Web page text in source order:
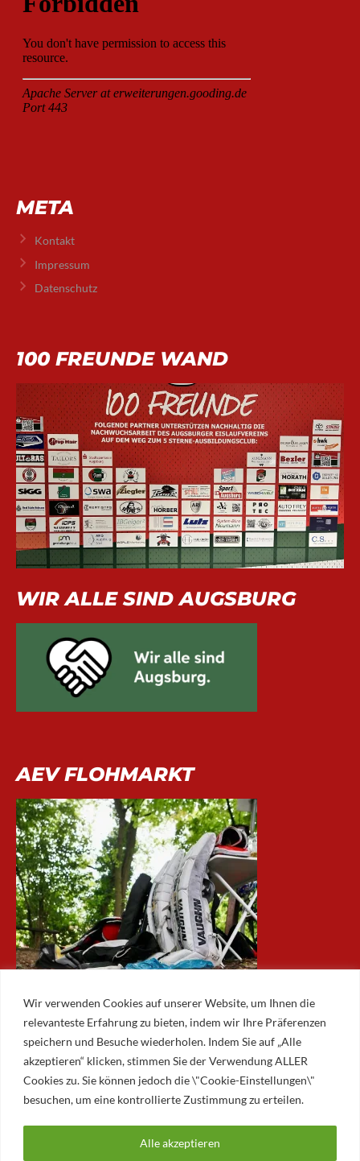
Wir verwenden Cookies auf unserer Website, um Ihnen die
relevanteste Erfahrung zu bieten, indem wir Ihre Präferenzen
speichern und Besuche wiederholen. Indem Sie auf „Alle
akzeptieren“ klicken, stimmen Sie der Verwendung ALLER
Cookies zu. Sie können jedoch die \"Cookie-Einstellungen\"
besuchen, um eine kontrollierte Zustimmung zu erteilen.
Alle akzeptieren
META
Kontakt
Impressum
Datenschutz
100 FREUNDE WAND
WIR ALLE SIND AUGSBURG
AEV FLOHMARKT
ARCHIV
Archiv
© 2026 AUGSBURGER EISLAUFVEREIN E.V.